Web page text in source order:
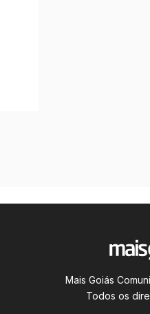
Mais Goiás
Todos os